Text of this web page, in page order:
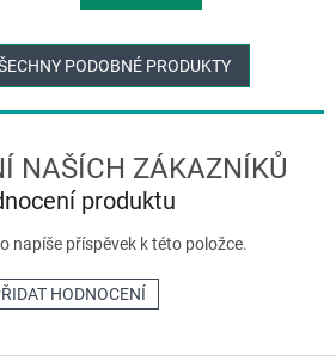
PODOBNÉ PRODUKTY
produktu
napíše příspěvek k této položce.
HODNOCENÍ